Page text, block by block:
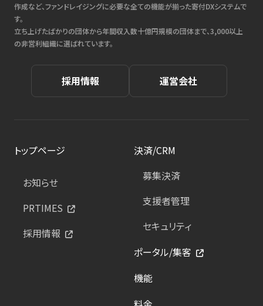
作成など、ファンドレイジングに必要な全ての機能が揃った寄付DXシステムで
す。
立ち上げたばかりの団体から年間収入数十億円規模の団体まで、3,000以上
の非営利組織に選ばれています。
採用情報 運営会社
トップページ
お知らせ
PRTIMES
採用情報
決済/CRM
募集決済
支援者管理
セキュリティ
ポータル/集客
機能